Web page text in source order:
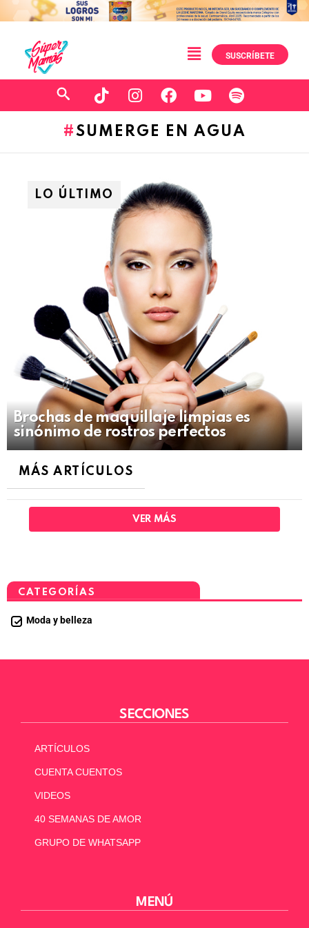
SUSCRÍBETE
SUMERGE EN AGUA
LO ÚLTIMO
Brochas de maquillaje limpias es
sinónimo de rostros perfectos
MÁS ARTÍCULOS
VER MÁS
CATEGORÍAS
Moda y belleza
SECCIONES
ARTÍCULOS
CUENTA CUENTOS
VIDEOS
40 SEMANAS DE AMOR
GRUPO DE WHATSAPP
MENÚ